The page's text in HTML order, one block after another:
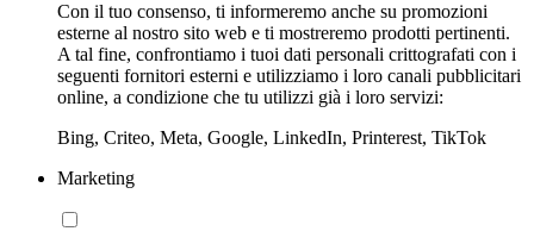
Con il tuo consenso, ti informeremo anche su promozioni
esterne al nostro sito web e ti mostreremo prodotti pertinenti.
A tal fine, confrontiamo i tuoi dati personali crittografati con i
seguenti fornitori esterni e utilizziamo i loro canali pubblicitari
online, a condizione che tu utilizzi già i loro servizi:
Bing, Criteo, Meta, Google, LinkedIn, Printerest, TikTok
Marketing